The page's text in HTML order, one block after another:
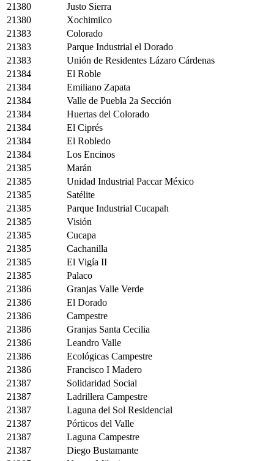
21380
Justo Sierra
21380
Xochimilco
21383
Colorado
21383
Parque Industrial el Dorado
21383
Unión de Residentes Lázaro Cárdenas
21384
El Roble
21384
Emiliano Zapata
21384
Valle de Puebla 2a Sección
21384
Huertas del Colorado
21384
El Ciprés
21384
El Robledo
21384
Los Encinos
21385
Marán
21385
Unidad Industrial Paccar México
21385
Satélite
21385
Parque Industrial Cucapah
21385
Visión
21385
Cucapa
21385
Cachanilla
21385
El Vigía II
21385
Palaco
21386
Granjas Valle Verde
21386
El Dorado
21386
Campestre
21386
Granjas Santa Cecilia
21386
Leandro Valle
21386
Ecológicas Campestre
21386
Francisco I Madero
21387
Solidaridad Social
21387
Ladrillera Campestre
21387
Laguna del Sol Residencial
21387
Pórticos del Valle
21387
Laguna Campestre
21387
Diego Bustamante